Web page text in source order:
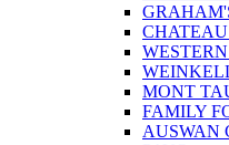
MONT
FAMILY
AUSWAN